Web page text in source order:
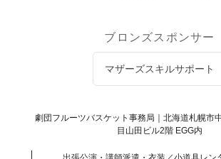
ブロンズスポンサー
マザーズスキルサポート
劇団フルーツバスケット事務局｜北海道札幌市
目山田ビル2階 EGG内